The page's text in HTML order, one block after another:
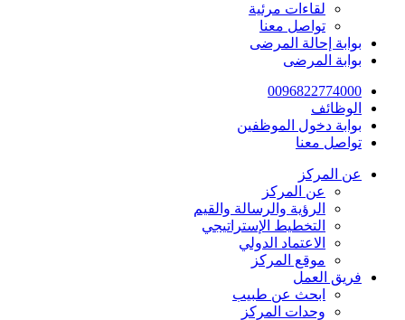
لقاءات مرئية
تواصل معنا
بوابة إحالة المرضى
بوابة المرضى
0096822774000
الوظائف
بوابة دخول الموظفين
تواصل معنا
عن المركز
عن المركز
الرؤية والرسالة والقيم
التخطيط الإستراتيجي
الاعتماد الدولي
موقع المركز
فريق العمل
ابحث عن طبيب
وحدات المركز